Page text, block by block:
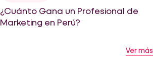
¿Cuánto Gana un Profesional de
Marketing en Perú?
Ver más